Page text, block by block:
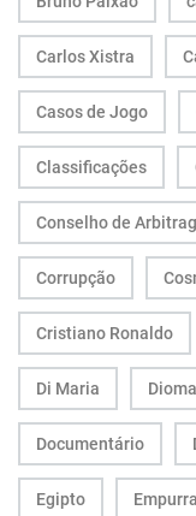
Carlos Xistra
Casos de Jogo
Classificações
Conselho de
Corrupção
Cristiano Ronaldo
Di Maria
Documentário
Egipto